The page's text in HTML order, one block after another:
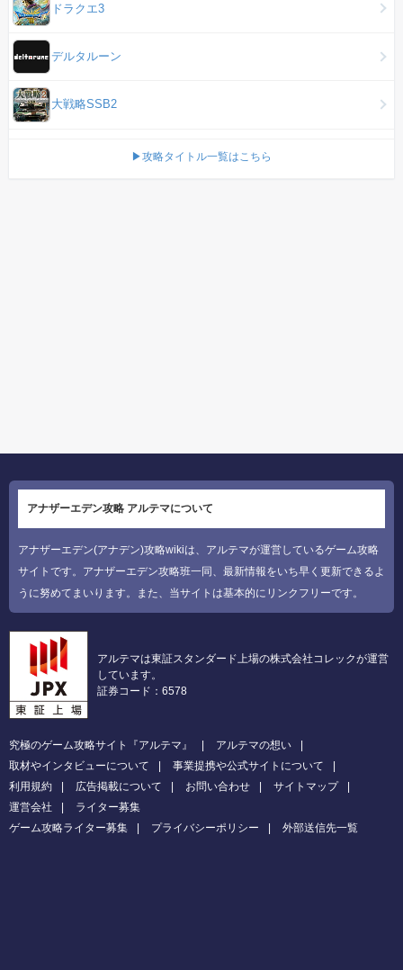
ドラクエ3
デルタルーン
大戦略SSB2
▶攻略タイトル一覧はこちら
アナザーエデン攻略 アルテマについて
アナザーエデン(アナデン)攻略wikiは、アルテマが運営しているゲーム攻略
サイトです。アナザーエデン攻略班一同、最新情報をいち早く更新できるよ
うに努めてまいります。また、当サイトは基本的にリンクフリーです。
アルテマは東証スタンダード上場の株式会社コレックが運営
しています。
証券コード：6578
究極のゲーム攻略サイト『アルテマ』
アルテマの想い
取材やインタビューについて
事業提携や公式サイトについて
利用規約
広告掲載について お問い合わせ
サイトマップ
運営会社
ライター募集
ゲーム攻略ライター募集
プライバシーポリシー 外部送信先一覧